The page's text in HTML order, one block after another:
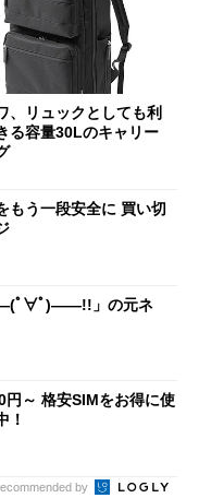
、リュックとしても利
る容量30Lのキャリー
もう一段安全に 買い切
ﾟ∀ﾟ)――!!」の元ネ
円～ 格安SIMをお得に使
！
by